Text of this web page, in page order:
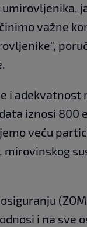
važne
i adekvatnost
iznosi 800
veću
mirovinskog
i na sve